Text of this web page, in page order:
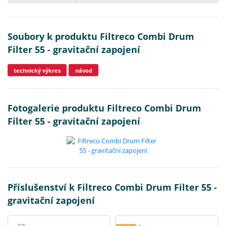
Soubory k produktu Filtreco Combi Drum
Filter 55 - gravitační zapojení
technický výkres návod
Fotogalerie produktu Filtreco Combi Drum
Filter 55 - gravitační zapojení
Příslušenství k Filtreco Combi Drum Filter 55 -
gravitační zapojení